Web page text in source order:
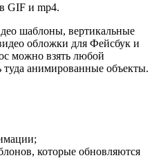
GIF и mp4.
шаблоны, вертикальные
обложки для Фейсбук и
можно взять любой
анимированные объекты.
которые обновляются